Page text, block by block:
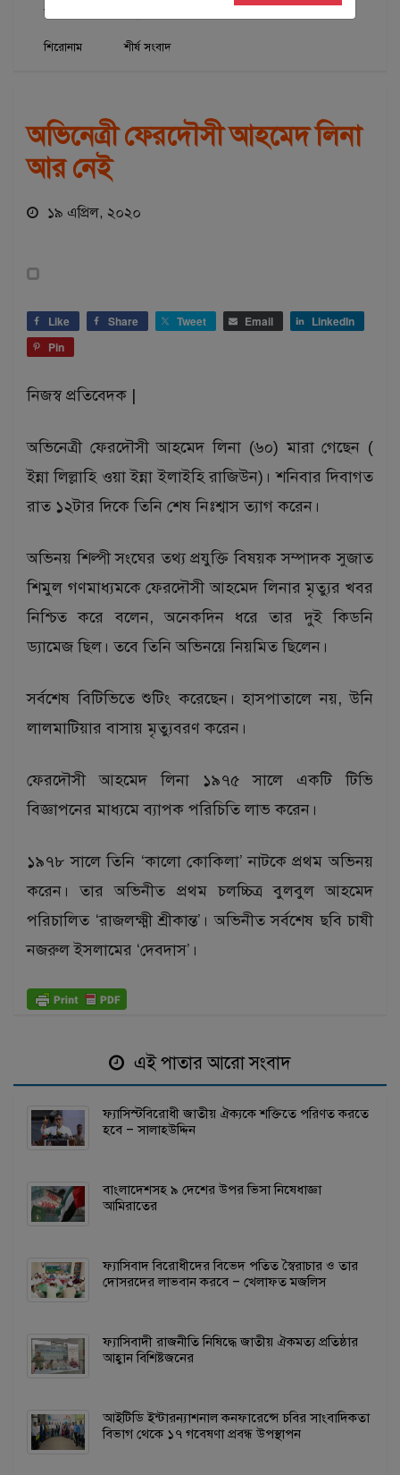
আর্টস
শিরোনাম শীর্ষ সংবাদ
অভিনেত্রী ফেরদৌসী আহমেদ লিনা
আর নেই
১৯ এপ্রিল, ২০২০
Like Share Tweet Email
LinkedIn
Pin
নিজস্ব প্রতিবেদক |
অভিনেত্রী ফেরদৌসী আহমেদ লিনা (৬০) মারা গেছেন (
ইন্না লিল্লাহি ওয়া ইন্না ইলাইহি রাজিউন)। শনিবার দিবাগত
রাত ১২টার দিকে তিনি শেষ নিঃশ্বাস ত্যাগ করেন।
অভিনয় শিল্পী সংঘের তথ্য প্রযুক্তি বিষয়ক সম্পাদক সুজাত
শিমুল গণমাধ্যমকে ফেরদৌসী আহমেদ লিনার মৃত্যুর খবর
নিশ্চিত করে বলেন, অনেকদিন ধরে তার দুই কিডনি
ড্যামেজ ছিল। তবে তিনি অভিনয়ে নিয়মিত ছিলেন।
সর্বশেষ বিটিভিতে শুটিং করেছেন। হাসপাতালে নয়, উনি
লালমাটিয়ার বাসায় মৃত্যুবরণ করেন।
ফেরদৌসী আহমেদ লিনা ১৯৭৫ সালে একটি টিভি
বিজ্ঞাপনের মাধ্যমে ব্যাপক পরিচিতি লাভ করেন।
১৯৭৮ সালে তিনি ‘কালো কোকিলা’ নাটকে প্রথম অভিনয়
করেন। তার অভিনীত প্রথম চলচ্চিত্র বুলবুল আহমেদ
পরিচালিত ‘রাজলক্ষ্মী শ্রীকান্ত’। অভিনীত সর্বশেষ ছবি চাষী
নজরুল ইসলামের ‘দেবদাস’।
এই পাতার আরো সংবাদ
ফ্যাসিস্টবিরোধী জাতীয় ঐক্যকে শক্তিতে পরিণত করতে
হবে – সালাহউদ্দিন
বাংলাদেশসহ ৯ দেশের উপর ভিসা নিষেধাজ্ঞা
আমিরাতের
ফ্যাসিবাদ বিরোধীদের বিভেদ পতিত স্বৈরাচার ও তার
দোসরদের লাভবান করবে – খেলাফত মজলিস
ফ্যাসিবাদী রাজনীতি নিষিদ্ধে জাতীয় ঐকমত্য প্রতিষ্ঠার
আহ্বান বিশিষ্টজনের
আইটিডি ইন্টারন্যাশনাল কনফারেন্সে চবির সাংবাদিকতা
বিভাগ থেকে ১৭ গবেষণা প্রবন্ধ উপস্থাপন